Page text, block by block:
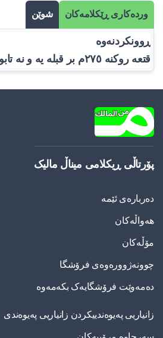
وردەکاری ڕێکلامەکان شوێن
ڕوونکردنەوە
قتعه روكنه ٢٧٥م بر قبله يه و نه تابويه زاخو خراب بابكي
پۆرتاڵی ڕیکلامی میناڵ مالیک
دەربارەی ئێمە
هەواڵەکان
مۆڵەکان
چوونەژوورەوەی فرۆشگا
دەمەوێت فرۆشگایەک بکەمەوە
زانیاریی په‌یوه‌ندییكردن زانیاریی په‌یوه‌ندی